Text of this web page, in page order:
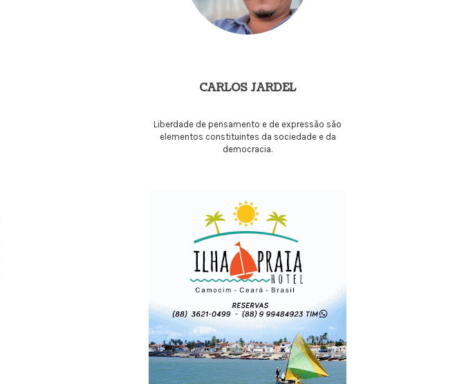
CARLOS JARDEL
Liberdade de pensamento e de expressão são
elementos constituintes da sociedade e da
democracia.